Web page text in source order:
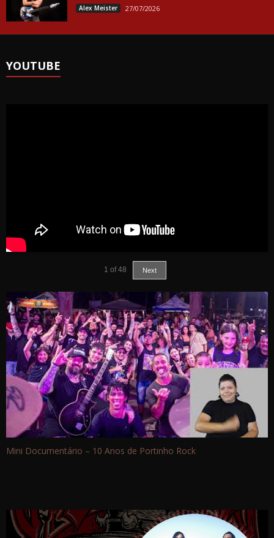
Alex Meister 27/07/2026
YOUTUBE
1 of 48 Next
Mini Documentário – 10 Anos de Portinho Rock